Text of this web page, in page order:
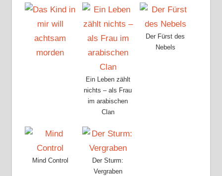
Ein Leben zählt
nichts – als Frau
im arabischen
Clan
Der Fürst des
Nebels
Mind Control
Der Sturm:
Vergraben